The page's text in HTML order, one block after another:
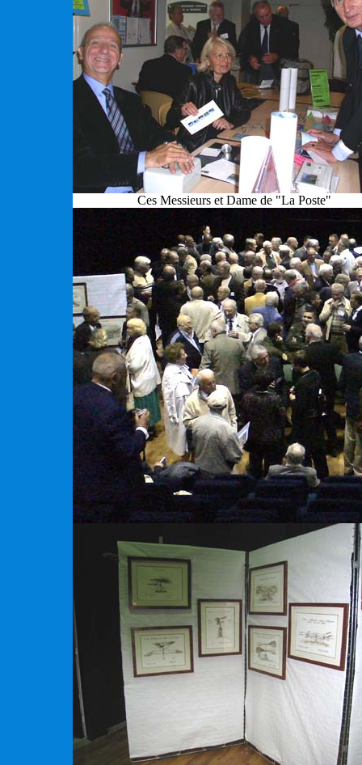
Ces Messieurs et Dame de "La Poste"